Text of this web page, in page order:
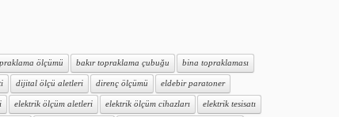
ölçümü bakır topraklama çubuğu bina topraklaması
dijital ölçü aletleri direnç ölçümü eldebir paratoner
elektrik ölçüm aletleri elektrik ölçüm cihazları elektrik tesisatı